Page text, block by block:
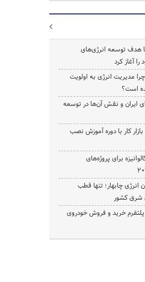
هدف توسعه انرژی‌های
آغاز کرد
مدیریت انرژی به اولویت
است؟
ایران و نقش آن‌ها در توسعه
کار با دوره آموزش نصب
برای پروژه‌های
انرژی چابهار؛ تنها قطب
شرق کشور
پلتفرم خرید و فروش خودروی